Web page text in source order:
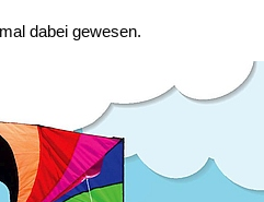
dabei gewesen.